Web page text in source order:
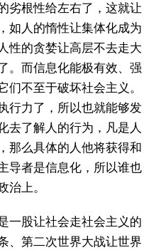
劣根性给左右了，这就让
如人的惰性让集体化成为
性的贪婪让高层不去走大
。而信息化能极有效、强
们不至于破坏社会主义。
行力了，所以也就能够发
去了解人的行为，凡是人
那么具体的人他将获得和
导者是信息化，所以谁也
治上。
一股让社会走社会主义的
、第二次世界大战让世界